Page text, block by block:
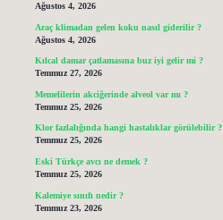
Ağustos 4, 2026
Araç klimadan gelen koku nasıl giderilir ?
Ağustos 4, 2026
Kılcal damar çatlamasına buz iyi gelir mi ?
Temmuz 27, 2026
Memelilerin akciğerinde alveol var mı ?
Temmuz 25, 2026
Klor fazlalığında hangi hastalıklar görülebilir ?
Temmuz 25, 2026
Eski Türkçe avcı ne demek ?
Temmuz 25, 2026
Kalemiye sınıfı nedir ?
Temmuz 23, 2026